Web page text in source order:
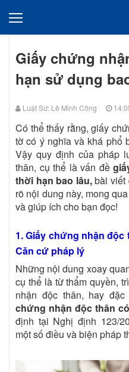
Giấy chứng
hạn sử dụng
Luật Sư: Lê Minh Công
Có thể thấy rằng, giấy
tờ có ý nghĩa và khá phổ
Vậy quy định của pháp
thân, cụ thể là vấn đề
thời hạn bao lâu,bài viết
rõ nội dung này, mong
và giúp ích cho bạn đọc!
1. Giấy chứng nhận
Căn cứ pháp lý
Những nội dung xoay
cụ thể là từ thẩm quyền,
nhận độc thân, hay
chứng nhận độc thân
định tại Nghị định 123/
một số điều và biện pháp